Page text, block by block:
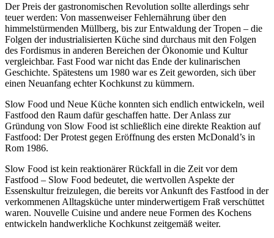
Der Preis der gastronomischen Revolution sollte allerdings sehr
teuer werden: Von massenweiser Fehlernährung über den
himmelstürmenden Müllberg, bis zur Entwaldung der Tropen – die
Folgen der industrialisierten Küche sind durchaus mit den Folgen
des Fordismus in anderen Bereichen der Ökonomie und Kultur
vergleichbar. Fast Food war nicht das Ende der kulinarischen
Geschichte. Spätestens um 1980 war es Zeit geworden, sich über
einen Neuanfang echter Kochkunst zu kümmern.
Slow Food und Neue Küche konnten sich endlich entwickeln, weil
Fastfood den Raum dafür geschaffen hatte. Der Anlass zur
Gründung von Slow Food ist schließlich eine direkte Reaktion auf
Fastfood: Der Protest gegen Eröffnung des ersten McDonald’s in
Rom 1986.
Slow Food ist kein reaktionärer Rückfall in die Zeit vor dem
Fastfood – Slow Food bedeutet, die wertvollen Aspekte der
Essenskultur freizulegen, die bereits vor Ankunft des Fastfood in der
verkommenen Alltagsküche unter minderwertigem Fraß verschüttet
waren. Nouvelle Cuisine und andere neue Formen des Kochens
entwickeln handwerkliche Kochkunst zeitgemäß weiter.